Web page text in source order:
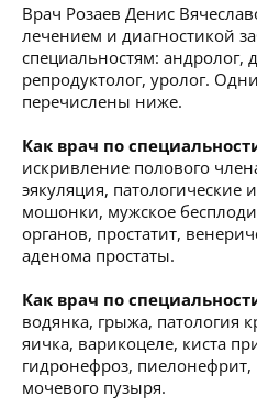
Врач Розаев Денис
лечением и диагностикой
специальностям: андролог,
репродуктолог, уролог.
перечислены ниже.
Как врач по
искривление полового
эякуляция, патологические
мошонки, мужское
органов, простатит,
аденома простаты.
Как врач по
водянка, грыжа, патология
яичка, варикоцеле, киста
гидронефроз, пиелонефрит,
мочевого пузыря.